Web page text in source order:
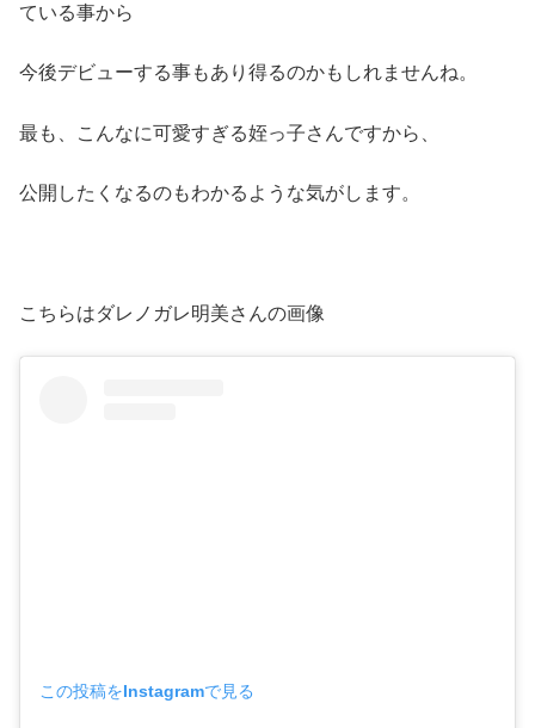
ている事から
今後デビューする事もあり得るのかもしれませんね。
最も、こんなに可愛すぎる姪っ子さんですから、
公開したくなるのもわかるような気がします。
こちらはダレノガレ明美さんの画像
この投稿をInstagramで見る